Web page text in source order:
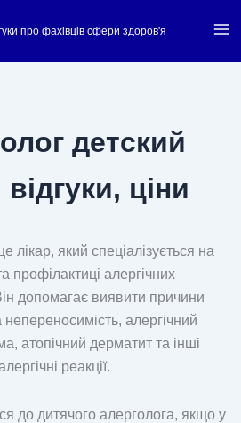
про фахівців сфери здоров'я
детский
ціни
лікар, який спеціалізується на
профілактиці алергічних
допомагає виявити причини
непереносимість, алергічний
атопічний дерматит та інші
реакції.
до дитячого алерголога, якщо у